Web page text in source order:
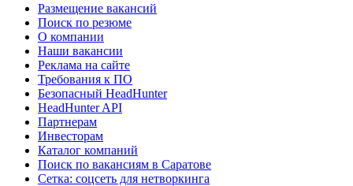
Размещение вакансий
Поиск по резюме
О компании
Наши вакансии
Реклама на сайте
Требования к ПО
Безопасный HeadHunter
HeadHunter API
Партнерам
Инвесторам
Каталог компаний
Поиск по вакансиям в Саратове
Сетка: соцсеть для нетворкинга